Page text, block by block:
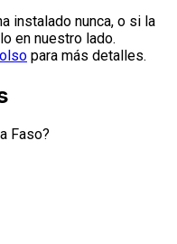
instalado nunca, o si la
en nuestro lado.
para más detalles.
Faso?